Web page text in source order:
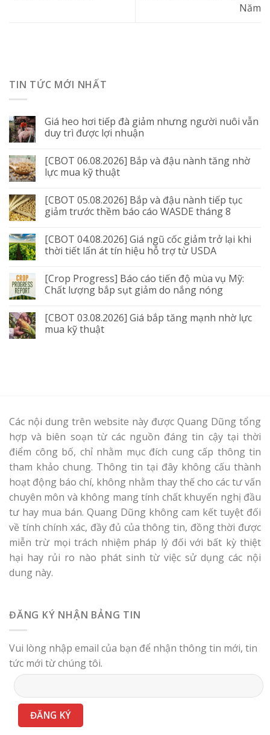
Năm
TIN TỨC MỚI NHẤT
Giá heo hơi tiếp đà giảm nhưng người nuôi vẫn
duy trì được lợi nhuận
[CBOT 06.08.2026] Bắp và đậu nành tăng nhờ
lực mua kỹ thuật
[CBOT 05.08.2026] Bắp và đậu nành tiếp tục
giảm trước thềm báo cáo WASDE tháng 8
[CBOT 04.08.2026] Giá ngũ cốc giảm trở lại khi
thời tiết lấn át tín hiệu hỗ trợ từ USDA
[Crop Progress] Báo cáo tiến độ mùa vụ Mỹ:
Chất lượng bắp sụt giảm do nắng nóng
[CBOT 03.08.2026] Giá bắp tăng mạnh nhờ lực
mua kỹ thuật
Các nội dung trên website này được Quang Dũng tổng
hợp và biên soạn từ các nguồn đáng tin cậy tại thời
điểm công bố, chỉ nhằm mục đích cung cấp thông tin
tham khảo chung. Thông tin tại đây không cấu thành
hoạt động báo chí, không nhằm thay thế cho các tư vấn
chuyên môn và không mang tính chất khuyến nghị đầu
tư hay mua bán. Quang Dũng không cam kết tuyệt đối
về tính chính xác, đầy đủ của thông tin, đồng thời được
miễn trừ mọi trách nhiệm pháp lý đối với bất kỳ thiệt
hại hay rủi ro nào phát sinh từ việc sử dụng các nội
dung này.
ĐĂNG KÝ NHẬN BẢNG TIN
Vui lòng nhập email của bạn để nhận thông tin mới, tin
tức mới từ chúng tôi.